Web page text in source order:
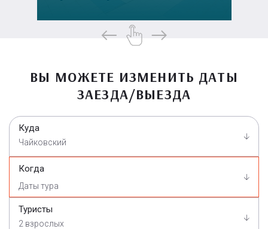
ВЫ МОЖЕТЕ ИЗМЕНИТЬ ДАТЫ
ЗАЕЗДА/ВЫЕЗДА
Куда
Чайковский
Когда
Туристы
2 взрослых